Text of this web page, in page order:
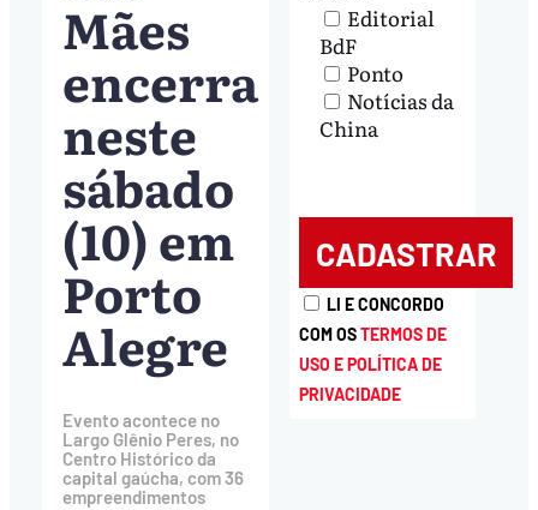
Mães
encerra
neste
sábado
(10) em
Porto
Alegre
Evento acontece no
Largo Glênio Peres, no
Centro Histórico da
capital gaúcha, com 36
empreendimentos
Editorial
BdF
Ponto
Notícias da
China
LI E CONCORDO
COM OSTERMOS DE
USO E POLÍTICA DE
PRIVACIDADE